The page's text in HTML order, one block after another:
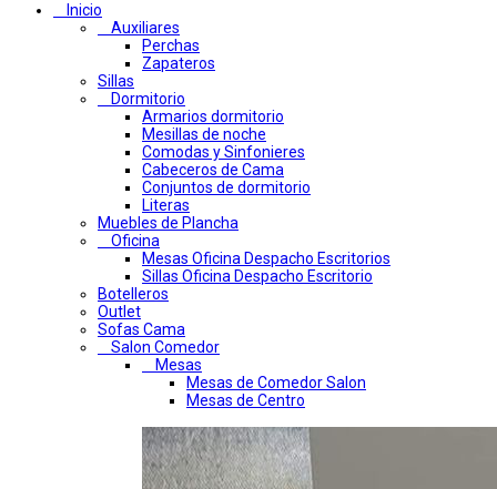
Inicio
Auxiliares
Perchas
Zapateros
Sillas
Dormitorio
Armarios dormitorio
Mesillas de noche
Comodas y Sinfonieres
Cabeceros de Cama
Conjuntos de dormitorio
Literas
Muebles de Plancha
Oficina
Mesas Oficina Despacho Escritorios
Sillas Oficina Despacho Escritorio
Botelleros
Outlet
Sofas Cama
Salon Comedor
Mesas
Mesas de Comedor Salon
Mesas de Centro